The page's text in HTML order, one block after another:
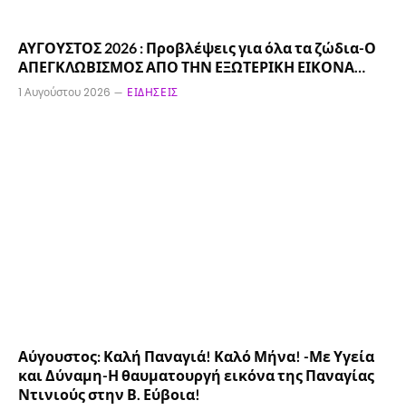
ΑΥΓΟΥΣΤΟΣ 2026 : Προβλέψεις για όλα τα ζώδια-Ο
ΑΠΕΓΚΛΩΒΙΣΜΟΣ ΑΠΟ ΤΗΝ ΕΞΩΤΕΡΙΚΗ ΕΙΚΟΝΑ…
1 Αυγούστου 2026 ΕΙΔΉΣΕΙΣ
Αύγουστος: Καλή Παναγιά! Καλό Μήνα! -Με Υγεία
και Δύναμη-Η θαυματουργή εικόνα της Παναγίας
Ντινιούς στην Β. Εύβοια!